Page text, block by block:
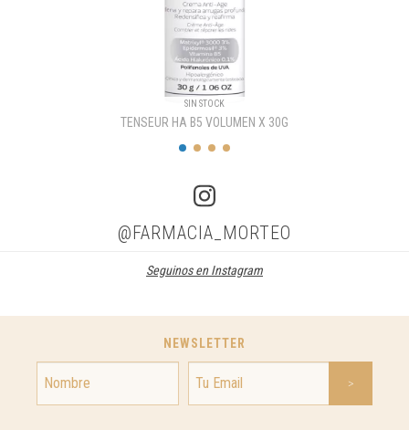
SIN STOCK
TENSEUR HA B5 VOLUMEN X 30G
@FARMACIA_MORTEO
Seguinos en Instagram
NEWSLETTER